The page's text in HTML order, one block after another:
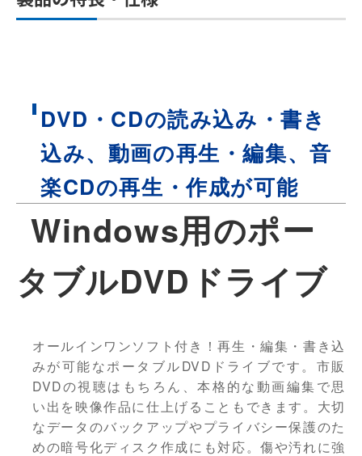
DVD・CDの読み込み・書き
込み、動画の再生・編集、音
楽CDの再生・作成が可能
Windows用のポー
タブルDVDドライブ
オールインワンソフト付き！再生・編集・書き込
みが可能なポータブルDVDドライブです。市販
DVDの視聴はもちろん、本格的な動画編集で思
い出を映像作品に仕上げることもできます。大切
なデータのバックアップやプライバシー保護のた
めの暗号化ディスク作成にも対応。傷や汚れに強